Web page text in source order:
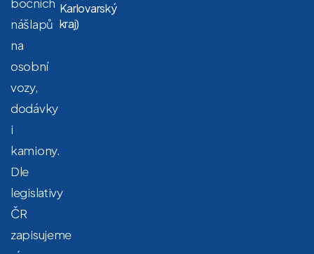
nášlapů
na
osobní
vozy,
dodávky
i
kamiony.
Dle
legislativy
ČR
zapisujeme
Karlovarský
kraj)